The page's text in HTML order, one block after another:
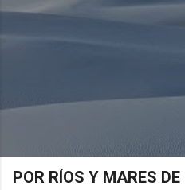
POR RÍOS Y MARES